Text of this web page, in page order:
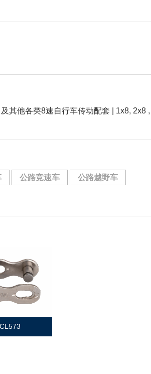
其他各类8速自行车传动配套 | 1x8, 2x8 ,
公路竞速车 公路越野车